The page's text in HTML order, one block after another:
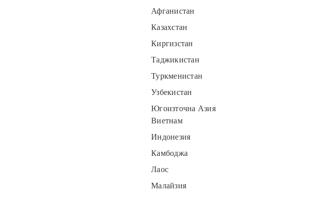
Афганистан
Казахстан
Киргизстан
Таджикистан
Туркменистан
Узбекистан
Югоизточна Азия
Виетнам
Индонезия
Камбоджа
Лаос
Малайзия